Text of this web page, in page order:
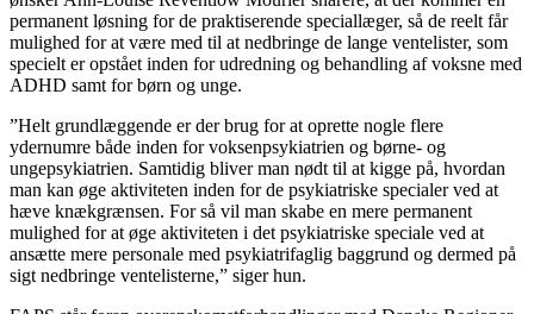
permanent løsning for de praktiserende speciallæger, så de reelt får
mulighed for at være med til at nedbringe de lange ventelister, som
specielt er opstået inden for udredning og behandling af voksne med
ADHD samt for børn og unge.
”Helt grundlæggende er der brug for at oprette nogle flere
ydernumre både inden for voksenpsykiatrien og børne- og
ungepsykiatrien. Samtidig bliver man nødt til at kigge på, hvordan
man kan øge aktiviteten inden for de psykiatriske specialer ved at
hæve knækgrænsen. For så vil man skabe en mere permanent
mulighed for at øge aktiviteten i det psykiatriske speciale ved at
ansætte mere personale med psykiatrifaglig baggrund og dermed på
sigt nedbringe ventelisterne,” siger hun.